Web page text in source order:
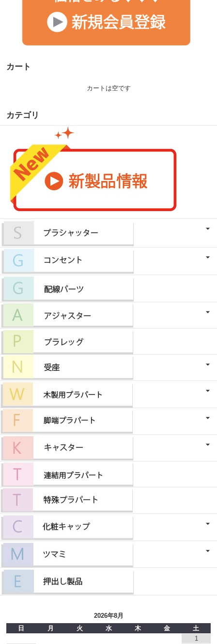
カート
カートは空です
カテゴリ
2026年8月
日
月 火 水 木 金
土
1